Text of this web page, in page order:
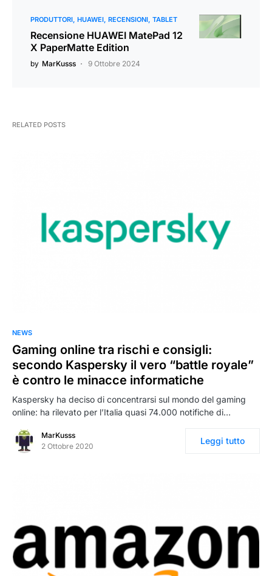
PRODUTTORI HUAWEI RECENSIONI TABLET
Recensione HUAWEI MatePad 12
X PaperMatte Edition
by MarKusss 9 Ottobre 2024
RELATED POSTS
NEWS
Gaming online tra rischi e consigli:
secondo Kaspersky il vero “battle royale”
è contro le minacce informatiche
Kaspersky ha deciso di concentrarsi sul mondo del gaming
online: ha rilevato per l’Italia quasi 74.000 notifiche di…
MarKusss
2 Ottobre 2020
Leggi tutto